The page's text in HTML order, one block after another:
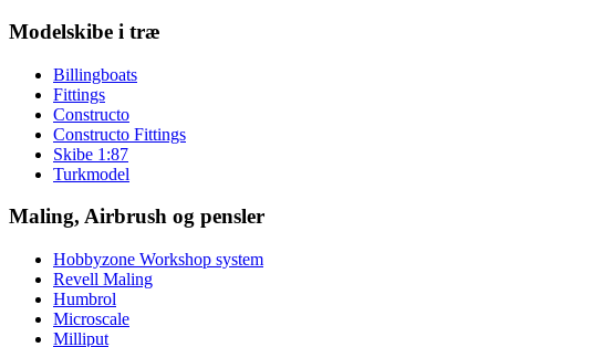
Modelskibe i træ
Billingboats
Fittings
Constructo
Constructo Fittings
Skibe 1:87
Turkmodel
Maling, Airbrush og pensler
Hobbyzone Workshop system
Revell Maling
Humbrol
Microscale
Milliput